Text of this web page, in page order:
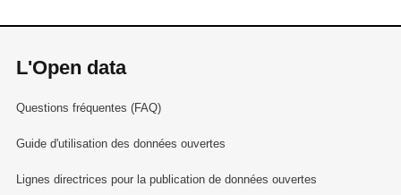
L'Open data
Questions fréquentes (FAQ)
Guide d'utilisation des données ouvertes
Lignes directrices pour la publication de données ouvertes